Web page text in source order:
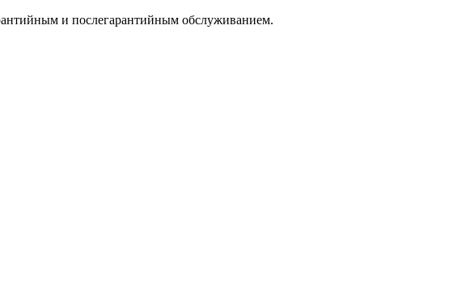
и послегарантийным обслуживанием.